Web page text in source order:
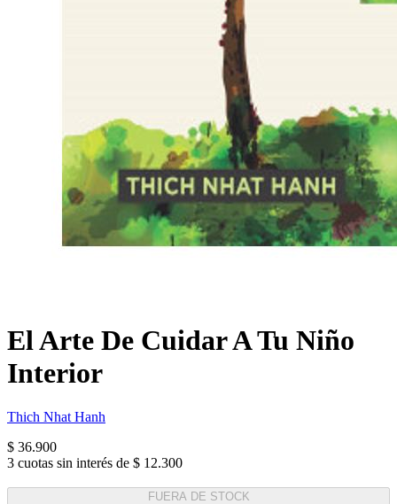
El Arte De Cuidar A Tu Niño
Interior
Thich Nhat Hanh
$ 36.900
3 cuotas sin interés de $ 12.300
FUERA DE STOCK